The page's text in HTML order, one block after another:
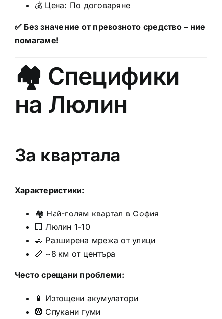
💰 Цена: По договаряне
✅ Без значение от превозното средство – ние
помагаме!
🏘️ Специфики
на Люлин
За квартала
Характеристики:
🏘️ Най-голям квартал в София
🏢 Люлин 1-10
🚗 Разширена мрежа от улици
📏 ~8 км от центъра
Често срещани проблеми:
🔋 Изтощени акумулатори
🛞 Спукани гуми